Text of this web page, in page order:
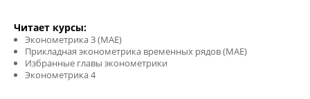
Читает курсы:
Эконометрика 3 (MAE)
Прикладная эконометрика временных рядов (MAE)
Избранные главы эконометрики
Эконометрика 4